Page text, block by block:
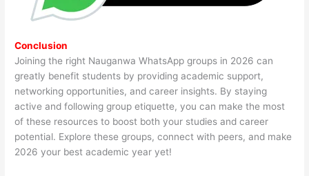
Conclusion
Joining the right Nauganwa WhatsApp groups in 2026 can
greatly benefit students by providing academic support,
networking opportunities, and career insights. By staying
active and following group etiquette, you can make the most
of these resources to boost both your studies and career
potential. Explore these groups, connect with peers, and make
2026 your best academic year yet!